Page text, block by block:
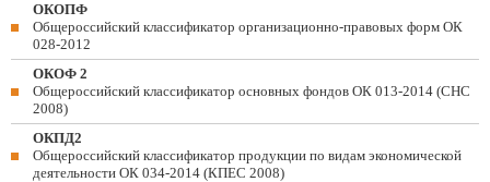
ОКОПФ
Общероссийский классификатор организационно-правовых форм ОК
028-2012
ОКОФ 2
Общероссийский классификатор основных фондов ОК 013-2014 (СНС
2008)
ОКПД2
Общероссийский классификатор продукции по видам экономической
деятельности ОК 034-2014 (КПЕС 2008)